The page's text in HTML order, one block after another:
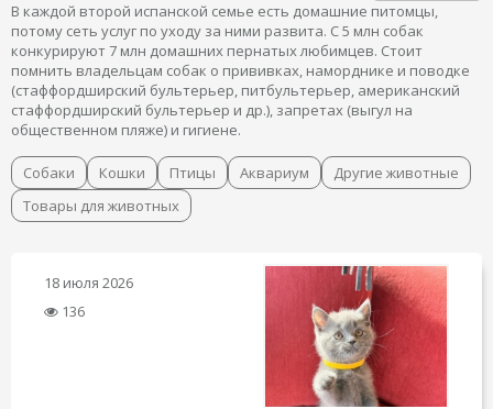
В каждой второй испанской семье есть домашние питомцы,
потому сеть услуг по уходу за ними развита. С 5 млн собак
конкурируют 7 млн домашних пернатых любимцев. Стоит
помнить владельцам собак о прививках, наморднике и поводке
(стаффордширский бультерьер, питбультерьер, американский
стаффордширский бультерьер и др.), запретах (выгул на
общественном пляже) и гигиене.
Собаки Кошки Птицы Аквариум
Другие животные
Товары для животных
18 июля 2026
136